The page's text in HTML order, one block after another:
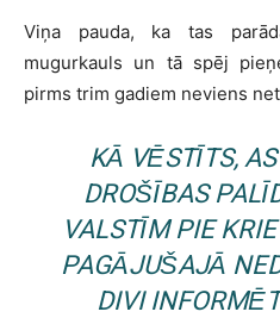
Viņa pauda, ka tas
mugurkauls un tā spēj
pirms trim gadiem neviens
KĀ VĒSTĪTS,
DROŠĪBAS
VALSTĪM PIE
PAGĀJUŠAJĀ
DIVI